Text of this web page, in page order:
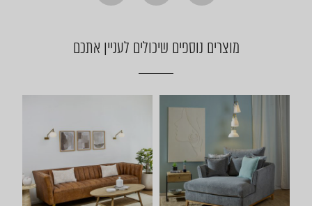
מוצרים נוספים שיכולים לעניין אתכם